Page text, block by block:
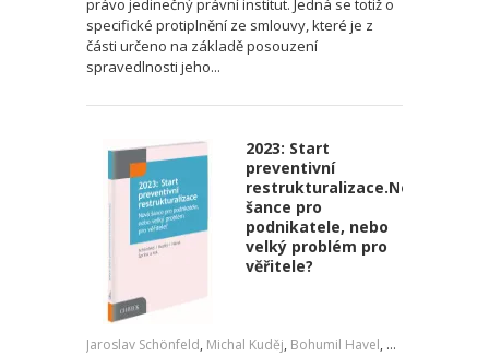
právo jedinečný právní institut. Jedná se totiž o
specifické protiplnění ze smlouvy, které je z
části určeno na základě posouzení
spravedlnosti jeho...
2023: Start
preventivní
restrukturalizace.Nová
šance pro
podnikatele, nebo
velký problém pro
věřitele?
Jaroslav Schönfeld, Michal Kuděj, Bohumil Havel, Petr Sprinz